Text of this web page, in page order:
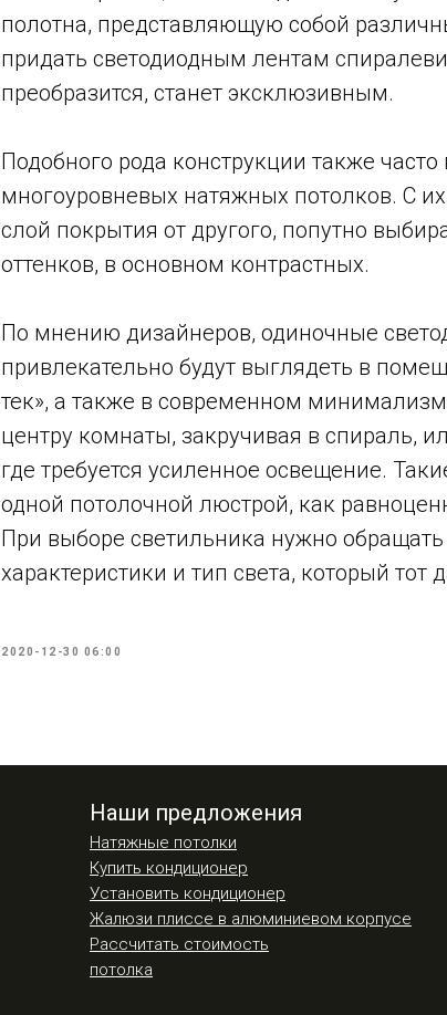
полотна, представляющую собой
придать светодиодным лентам
преобразится, станет эксклюзивным.
Подобного рода конструкции также часто
многоуровневых натяжных потолков. С
слой покрытия от другого, попутно
оттенков, в основном контрастных.
По мнению дизайнеров, одиночные
привлекательно будут выглядеть в
тек», а также в современном
центру комнаты, закручивая в спираль,
где требуется усиленное освещение.
одной потолочной люстрой, как
При выборе светильника нужно
характеристики и тип света, который тот
2020-12-30 06:00
Установить кондиционер
Натяжные потолки
Купить кондиционер
Жалюзи плиссе в алюминиевом корпусе
Наши предложения
Рассчитать стоимость
потолка